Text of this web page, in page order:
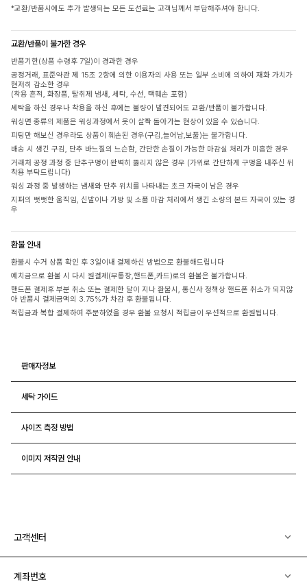
*교환/반품시에도 추가 발생되는 모든 도선료는 고객님께서 부담해주셔야 합니다.
교환/반품이 불가한 경우
반품기한(상품 수령후 7일)이 경과한 경우
공정거래, 표준약관 제 15조 2항에 의한 이용자의 사용 또는 일부 소비에 의하여 재화 가치가
현저히 감소한 경우
(착용 흔적, 화장품, 탈취제 냄새, 세탁, 수선, 택훼손 포함)
세탁을 하신 경우나 착용을 하신 후에는 불량이 발견되어도 교환/반품이 불가합니다.
워싱면 종류의 제품은 워싱과정에서 옷이 살짝 돌아가는 현상이 있을 수 있습니다.
피팅만 해보신 경우라도 상품이 훼손된 경우(구김,늘어남,보풀)는 불가합니다.
배송 시 생긴 구김, 단추 바느질의 느슨함, 간단한 손질이 가능한 마감실 처리가 미흡한 경우
거래처 공정 과정 중 단추구멍이 완벽히 뚫리지 않은 경우 (가위로 간단하게 구멍을 내주신 뒤
착용 부탁드립니다)
워싱 과정 중 발생하는 냄새와 단추 위치를 나타내는 초크 자국이 남은 경우
지퍼의 뻣뻣한 움직임, 신발이나 가방 및 소품 마감 처리에서 생긴 소량의 본드 자국이 있는 경
우
환불 안내
환불시 수거 상품 확인 후 3일이내 결제하신 방법으로 환불해드립니다
예치금으로 환불 시 다시 원결제(무통장,핸드폰,카드)로의 환불은 불가합니다.
핸드폰 결제후 부분 취소 또는 결제한 달이 지나 환불시, 통신사 정책상 핸드폰 취소가 되지않
아 반품시 결제금액의 3.75%가 차감 후 환불됩니다.
적립금과 복합 결제하여 주문하였을 경우 환불 요청시 적립금이 우선적으로 환원됩니다.
판매자정보
세탁 가이드
사이즈 측정 방법
이미지 저작권 안내
고객센터
계좌번호